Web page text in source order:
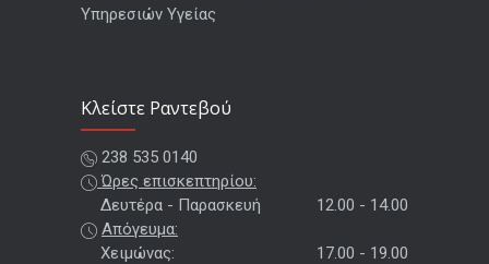
Υπηρεσιών Υγείας
Kλείστε Ραντεβού
238 535 0140
Ώρες επισκεπτηρίου:
Δευτέρα - Παρασκευή
12.00 - 14.00
Απόγευμα:
Χειμώνας:
17.00 - 19.00